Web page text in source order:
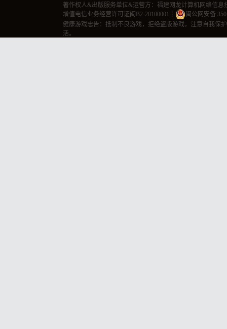
著作权人&出版服务单位&运营方：福建网龙计算机网络信息
增值电信业务经营许可证闽B2-20100001
闽公网安备
健康游戏忠告：抵制不良游戏，拒绝盗版游戏，注意自我保
活。